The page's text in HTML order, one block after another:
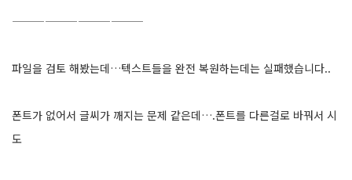
————————————
파일을 검토 해봤는데…텍스트들을 완전 복원하는데는 실패했습니다..
폰트가 없어서 글씨가 깨지는 문제 같은데….폰트를 다른걸로 바꿔서 시
도